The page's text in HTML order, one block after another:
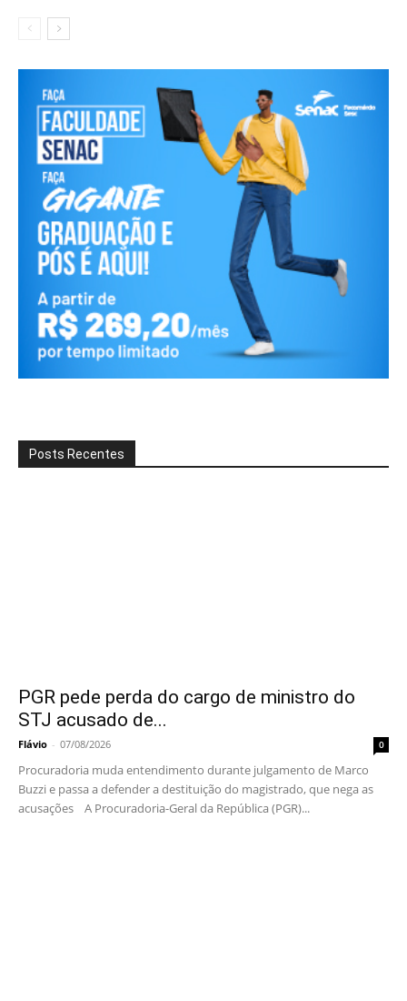
Posts Recentes
PGR pede perda do cargo de ministro do
STJ acusado de...
Flávio - 07/08/2026 0
Procuradoria muda entendimento durante julgamento de Marco
Buzzi e passa a defender a destituição do magistrado, que nega as
acusações A Procuradoria-Geral da República (PGR)...